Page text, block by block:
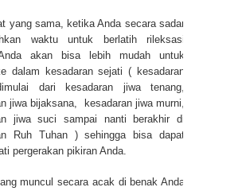
yang sama, ketika Anda secara sadar
waktu untuk berlatih rileksasi
akan bisa lebih mudah untuk
dalam kesadaran sejati ( kesadaran
dari kesadaran jiwa tenang,
jiwa bijaksana, kesadaran jiwa murni,
jiwa suci sampai nanti berakhir di
Ruh Tuhan ) sehingga bisa dapat
pergerakan pikiran Anda.
muncul secara acak di benak Anda